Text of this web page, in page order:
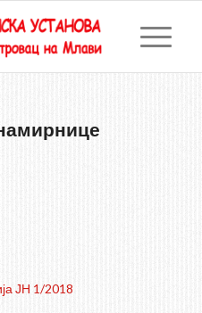
ЈН 1/2018